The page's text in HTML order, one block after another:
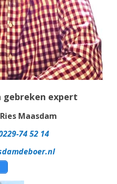
gebreken expert
Maasdam
74 52 14